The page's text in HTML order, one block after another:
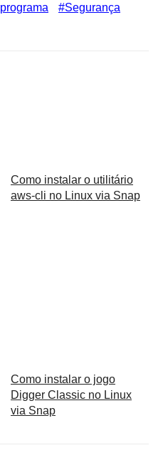
programa
Segurança
Como instalar o utilitário
aws-cli no Linux via Snap
Como instalar o jogo
Digger Classic no Linux
via Snap